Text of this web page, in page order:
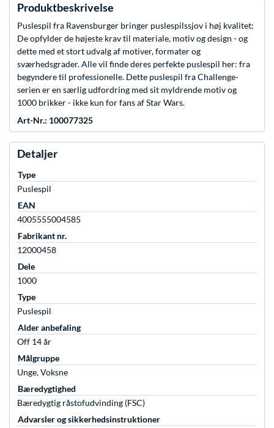
Produktbeskrivelse
Puslespil fra Ravensburger bringer puslespilssjov i høj kvalitet:
De opfylder de højeste krav til materiale, motiv og design - og
dette med et stort udvalg af motiver, formater og
sværhedsgrader. Alle vil finde deres perfekte puslespil her: fra
begyndere til professionelle. Dette puslespil fra Challenge-
serien er en særlig udfordring med sit myldrende motiv og
1000 brikker - ikke kun for fans af Star Wars.
Art-Nr.: 100077325
Detaljer
Type
Puslespil
EAN
4005555004585
Fabrikant nr.
12000458
Dele
1000
Type
Puslespil
Alder anbefaling
Off 14 år
Målgruppe
Unge, Voksne
Bæredygtighed
Bæredygtig råstofudvinding (FSC)
Advarsler og sikkerhedsinstruktioner